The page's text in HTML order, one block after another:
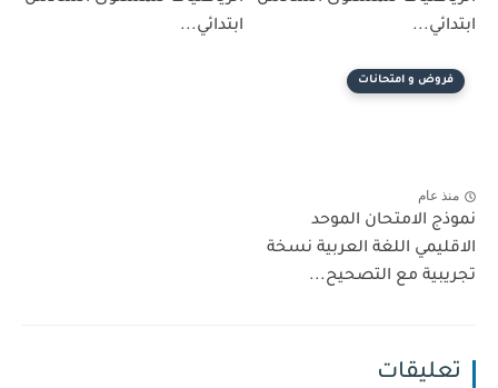
ابتدائي...
ابتدائي...
فروض و امتحانات
منذ عام
نموذج الامتحان الموحد
الاقليمي اللغة العربية نسخة
تجريبية مع التصحيح...
تعليقات